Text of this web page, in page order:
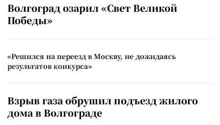
Волгоград озарил «Свет Великой
Победы»
«Решился на переезд в Москву, не дожидаясь
результатов конкурса»
Взрыв газа обрушил подъезд жилого
дома в Волгограде